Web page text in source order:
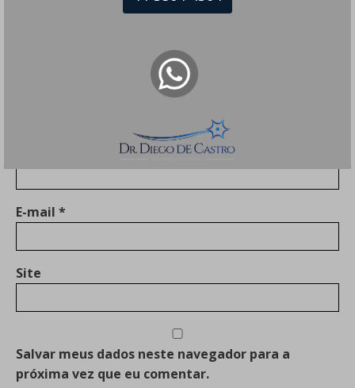
E-mail *
Site
Salvar meus dados neste navegador para a
próxima vez que eu comentar.